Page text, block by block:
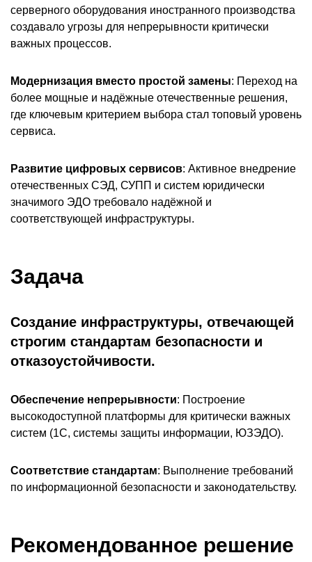
серверного оборудования иностранного производства
создавало угрозы для непрерывности критически
важных процессов.
Модернизация вместо простой замены: Переход на
более мощные и надёжные отечественные решения,
где ключевым критерием выбора стал топовый уровень
сервиса.
Развитие цифровых сервисов: Активное внедрение
отечественных СЭД, СУПП и систем юридически
значимого ЭДО требовало надёжной и
соответствующей инфраструктуры.
Задача
Создание инфраструктуры, отвечающей
строгим стандартам безопасности и
отказоустойчивости.
Обеспечение непрерывности: Построение
высокодоступной платформы для критически важных
систем (1С, системы защиты информации, ЮЗЭДО).
Соответствие стандартам: Выполнение требований
по информационной безопасности и законодательству.
Рекомендованное решение